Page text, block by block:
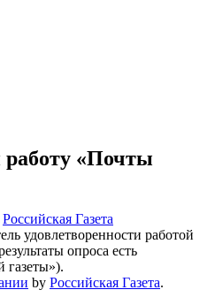
работу «Почты
Российская Газета
удовлетворенности работой
опроса есть
газеты»).
by Российская Газета.